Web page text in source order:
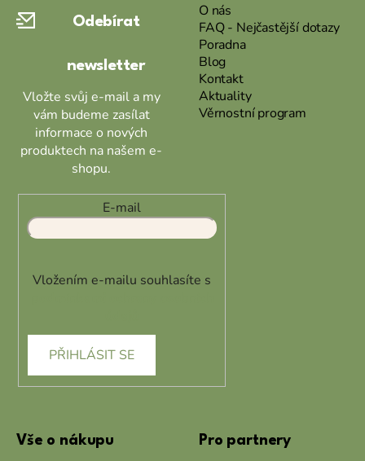
Odebírat
newsletter
Vložte svůj e-mail a my
vám budeme zasílat
informace o nových
produktech na našem e-
shopu.
E-mail
Vložením e-mailu souhlasíte s
PŘIHLÁSIT SE
O nás
FAQ - Nejčastější dotazy
Poradna
Blog
Kontakt
Aktuality
Věrnostní program
Vše o nákupu Pro partnery